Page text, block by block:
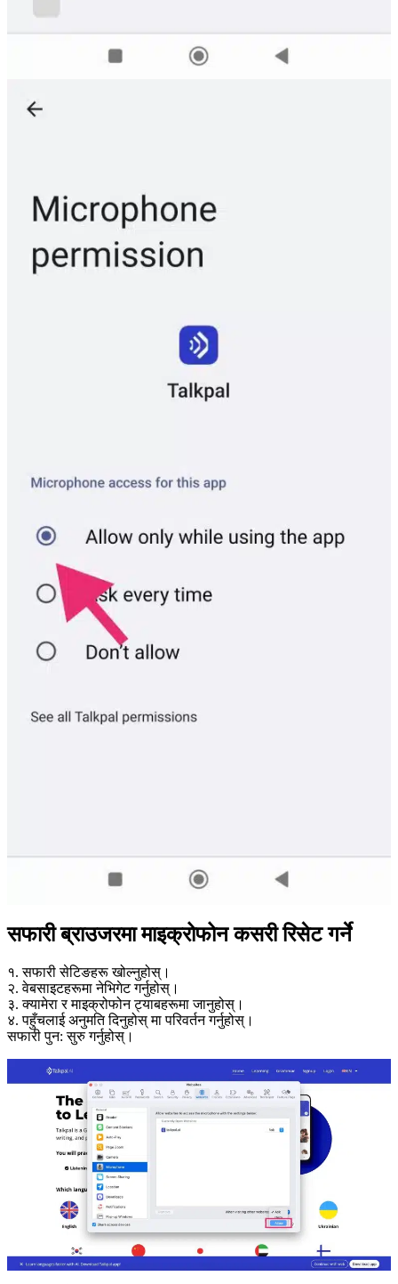
सफारी ब्राउजरमा माइक्रोफोन कसरी रिसेट गर्ने
१. सफारी सेटिङहरू खोल्नुहोस्।
२. वेबसाइटहरूमा नेभिगेट गर्नुहोस्।
३. क्यामेरा र माइक्रोफोन ट्याबहरूमा जानुहोस्।
४. पहुँचलाई अनुमति दिनुहोस् मा परिवर्तन गर्नुहोस्।
सफारी पुन: सुरु गर्नुहोस्।